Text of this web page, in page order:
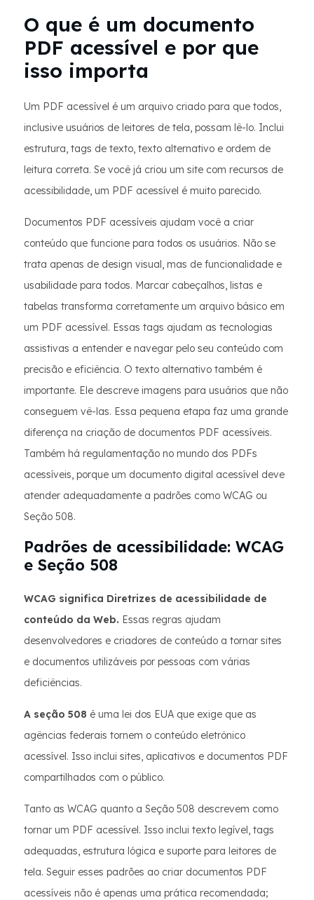
O que é um documento
PDF acessível e por que
isso importa
Um PDF acessível é um arquivo criado para que todos,
inclusive usuários de leitores de tela, possam lê-lo. Inclui
estrutura, tags de texto, texto alternativo e ordem de
leitura correta. Se você já criou um site com recursos de
acessibilidade, um PDF acessível é muito parecido.
Documentos PDF acessíveis ajudam você a criar
conteúdo que funcione para todos os usuários. Não se
trata apenas de design visual, mas de funcionalidade e
usabilidade para todos. Marcar cabeçalhos, listas e
tabelas transforma corretamente um arquivo básico em
um PDF acessível. Essas tags ajudam as tecnologias
assistivas a entender e navegar pelo seu conteúdo com
precisão e eficiência. O texto alternativo também é
importante. Ele descreve imagens para usuários que não
conseguem vê-las. Essa pequena etapa faz uma grande
diferença na criação de documentos PDF acessíveis.
Também há regulamentação no mundo dos PDFs
acessíveis, porque um documento digital acessível deve
atender adequadamente a padrões como WCAG ou
Seção 508.
Padrões de acessibilidade: WCAG
e Seção 508
WCAG significa Diretrizes de acessibilidade de
conteúdo da Web. Essas regras ajudam
desenvolvedores e criadores de conteúdo a tornar sites
e documentos utilizáveis por pessoas com várias
deficiências.
A seção 508 é uma lei dos EUA que exige que as
agências federais tornem o conteúdo eletrônico
acessível. Isso inclui sites, aplicativos e documentos PDF
compartilhados com o público.
Tanto as WCAG quanto a Seção 508 descrevem como
tornar um PDF acessível. Isso inclui texto legível, tags
adequadas, estrutura lógica e suporte para leitores de
tela. Seguir esses padrões ao criar documentos PDF
acessíveis não é apenas uma prática recomendada;